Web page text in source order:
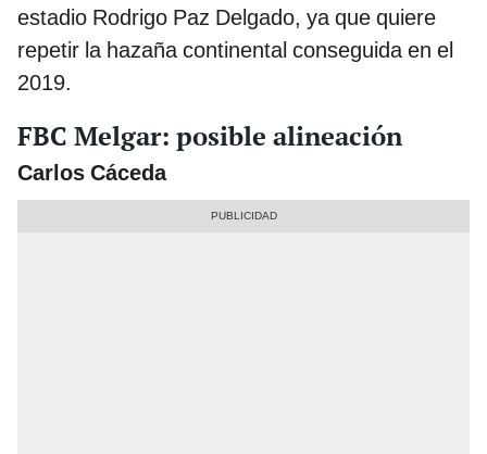
estadio Rodrigo Paz Delgado, ya que quiere
repetir la hazaña continental conseguida en el
2019.
FBC Melgar: posible alineación
Carlos Cáceda